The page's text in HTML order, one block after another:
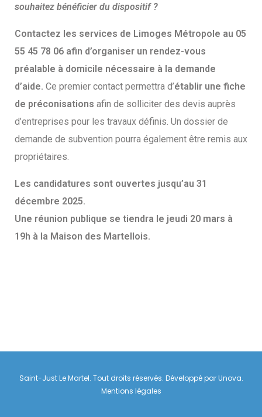
souhaitez bénéficier du dispositif ?
Contactez les services de Limoges Métropole au 05
55 45 78 06 afin d’organiser un rendez-vous
préalable à domicile nécessaire à la demande
d’aide. Ce premier contact permettra d’établir une fiche
de préconisations afin de solliciter des devis auprès
d’entreprises pour les travaux définis. Un dossier de
demande de subvention pourra également être remis aux
propriétaires.
Les candidatures sont ouvertes jusqu’au 31
décembre 2025.
Une réunion publique se tiendra le jeudi 20 mars à
19h à la Maison des Martellois.
Saint-Just Le Martel. Tout droits réservés. Développé parUnova.
Mentions légales